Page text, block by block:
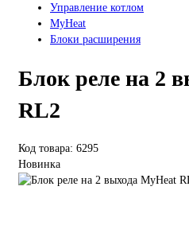
Управление котлом
MyHeat
Блоки расширения
Блок реле на 2
RL2
Код товара: 6295
Новинка